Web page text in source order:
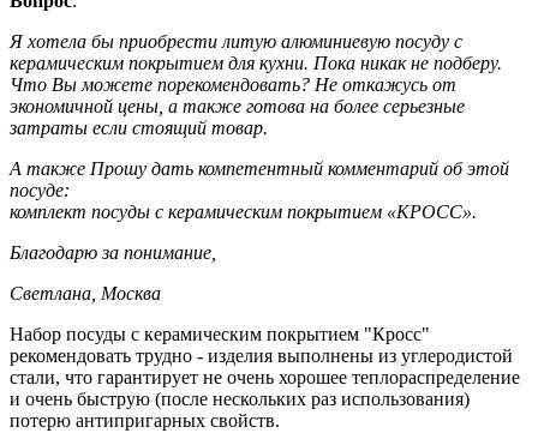
Я хотела бы приобрести литую алюминиевую посуду с
керамическим покрытием для кухни. Пока никак не подберу.
Что Вы можете порекомендовать? Не откажусь от
экономичной цены, а также готова на более серьезные
затраты если стоящий товар.
А также Прошу дать компетентный комментарий об этой
посуде:
комплект посуды с керамическим покрытием «КРОСС».
Благодарю за понимание,
Светлана, Москва
Набор посуды с керамическим покрытием "Кросс"
рекомендовать трудно - изделия выполнены из углеродистой
стали, что гарантирует не очень хорошее теплораспределение
и очень быструю (после нескольких раз использования)
потерю антипригарных свойств.